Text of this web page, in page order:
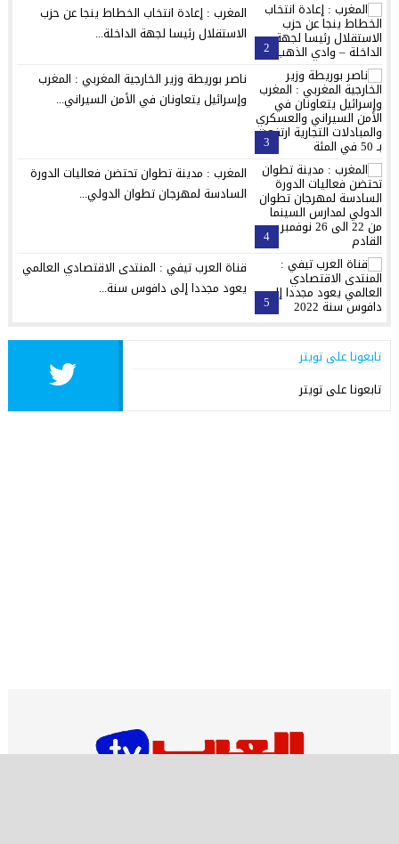
2
المغرب : إعادة انتخاب الخطاط ينجا عن حزب
الاستقلال رئيسا لجهة الداخلة...
3
ناصر بوريطة وزير الخارجية المغربي : المغرب
وإسرائيل يتعاونان في الأمن السيراني...
4
المغرب : مدينة تطوان تحتضن فعاليات الدورة
السادسة لمهرجان تطوان الدولي...
5
قناة العرب تيفي : المنتدى الاقتصادي العالمي
يعود مجددا إلى دافوس سنة...
تابعونا على تويتر
تابعونا على تويتر